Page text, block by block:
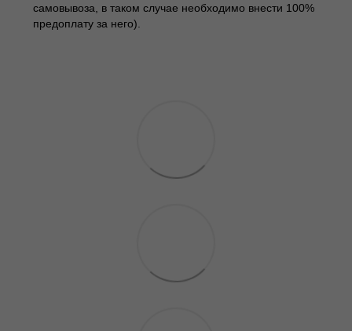
самовывоза, в таком случае необходимо внести 100%
предоплату за него).